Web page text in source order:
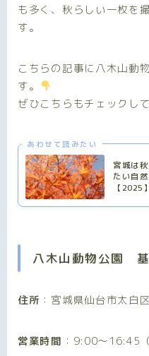
も多く、秋らしい一枚を
す。
こちらの記事に八木山動
す。
ぜひこちらもチェックし
あわせて読みたい
宮城は
たい自
【2025】
八木山動物公園
住所 ：宮城県仙台市太白
営業時間 ：9:00〜16:45